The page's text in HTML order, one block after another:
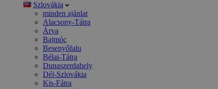
Szlovákia
minden ajánlat
Alacsony-Tátra
Árva
Bajmóc
Besenyőfalu
Bélai-Tátra
Dunaszerdahely
Dél-Szlovákia
Kis-Fátra